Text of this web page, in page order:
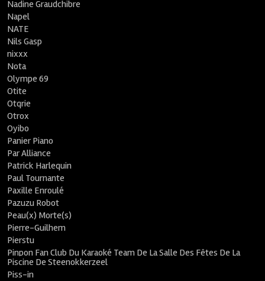
Nadine Graudchibre
Napel
NATE
Nils Gasp
nixxx
Nota
Olympe 69
Otite
Otqrie
Otrox
Oyibo
Panier Piano
Par Alliance
Patrick Harlequin
Paul Tournante
Paxille Enroulé
Pazuzu Robot
Peau(x) Morte(s)
Pierre-Guilhem
Pierstu
Pinpon Fan Club Du Karaoké Team De La Salle Des Fêtes De La
Piscine De Steenokkerzeel
Piss-in